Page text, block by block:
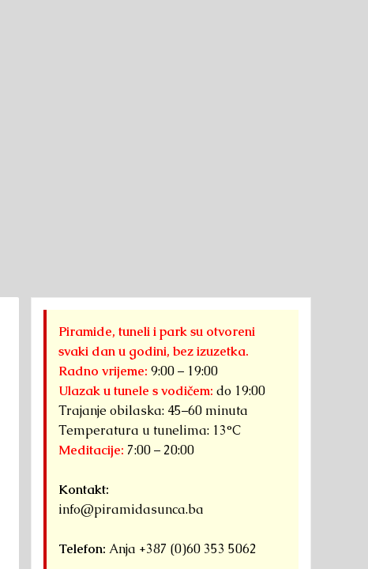
Piramide, tuneli i park su otvoreni
svaki dan u godini, bez izuzetka.
Radno vrijeme: 9:00 – 19:00
Ulazak u tunele s vodičem: do 19:00
Trajanje obilaska: 45–60 minuta
Temperatura u tunelima: 13°C
Meditacije: 7:00 – 20:00
Kontakt:
info@piramidasunca.ba
Telefon: Anja +387 (0)60 353 5062